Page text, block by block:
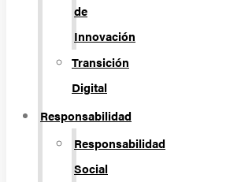
de
Innovación
Transición
Digital
Responsabilidad
Responsabilidad
Social